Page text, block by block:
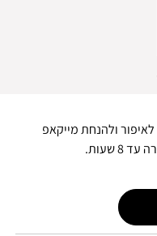
ולהנחת מייקאפ
שעות.